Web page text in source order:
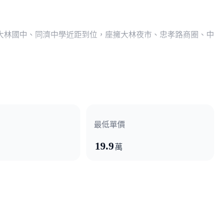
國中、同濟中學近距到位，座擁大林夜市、忠孝路商圈、中
區、視聽室、生活廚房、健身瑜珈室...一應俱全，宅配代
最低單價
19.9萬